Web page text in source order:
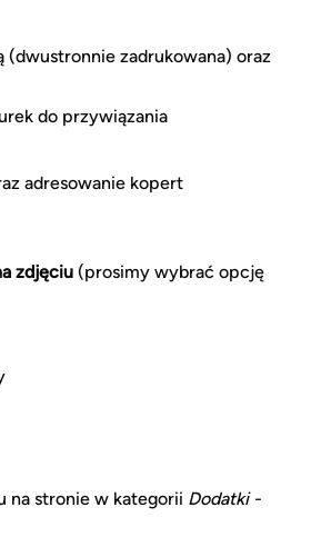
(dwustronnie zadrukowana) oraz
do przywiązania
adresowanie kopert
zdjęciu (prosimy wybrać opcję
na stronie w kategorii Dodatki -